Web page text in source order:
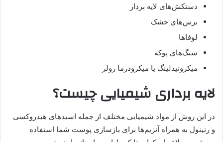
دستکش‌های لایه بردار
برس‌های خشک
لوفاها
سنگ‌های پوکه
میکرونیدلینگ یا میکرودرما رولر
لایه‌ برداری شیمیایی چیست؟
در این روش از مواد شیمیایی مختلف از جمله اسیدهای هیدروکسی
و رتینول به همراه آنزیم‌ها برای بازسازی پوست شما استفاده